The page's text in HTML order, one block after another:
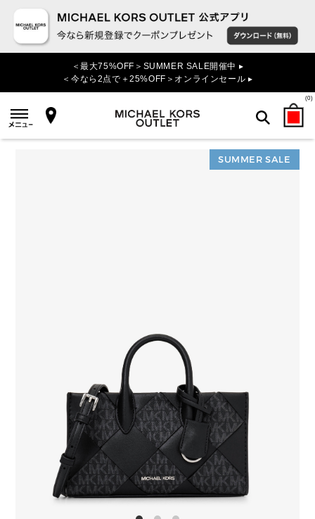
＜最大75%OFF＞SUMMER SALE開催中 ▸
＜今なら2点で＋25%OFF＞オンラインセール ▸
(0)
検索
SUMMER SALE